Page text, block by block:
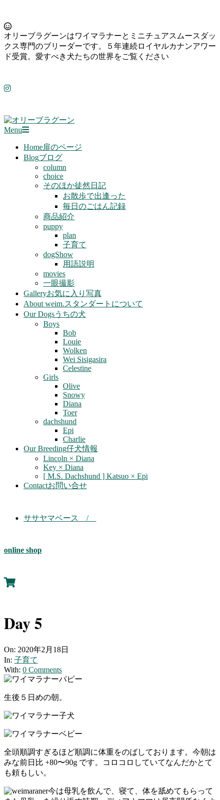
Skip
to
content
オリーブラグーンはワイマラナーとミニチュアスムースダッ
クス専門のブリーダーです。５年連続ロイヤルカナンアワー
ド受賞。愛すべき犬たちの世界をご覧ください
Primary
Menu
Menu
Home扉のページ
Blogブログ
column
choice
そのほか徒然日記
お散歩で出逢った
毎日のごはん記録
商品紹介
puppy
plan
子育て
dogShow
用語説明
movies
一眼撮影
Galleryお気に入り写真
About weim.スタンダートについて
Our Dogsうちの犬
Boys
Bob
Louie
Wolken
Wei Sisigasira
Celestine
Girls
Olive
Snowy
Diana
Toer
dachshund
Epi
Charlie
Our Breeding仔犬情報
Lincoln × Diana
Key × Diana
[ M.S. Dachshund ] Katsuo × Epi
Contactお問い合せ
ササヤマベース /
online shop
Day 5
On: 2020年2月18日
In: 子育て
With: 0 Comments
生後５日めの朝。
全頭順調すぎるほど順調に体重をのばしております。今朝は
みな前日比 +80〜90g です。コロコロしていてなんだかとて
も頼もしい。
今は母乳を飲んで、寝て、体を舐めてもらって